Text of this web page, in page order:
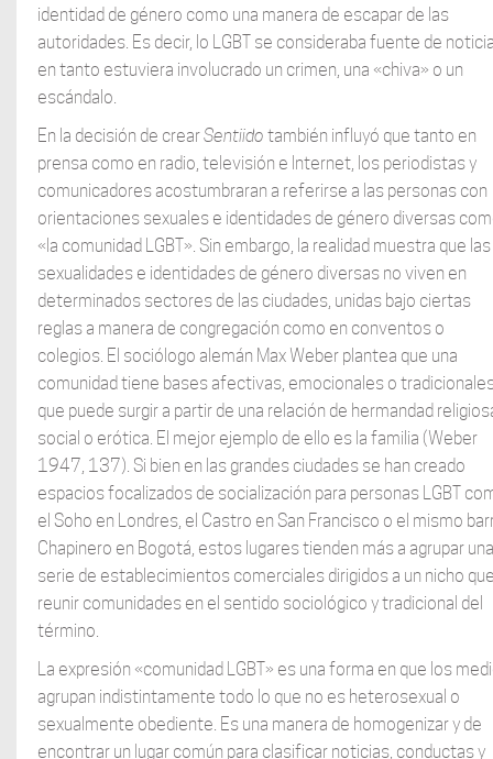
identidad de género como una manera de escapar de las
autoridades. Es decir, lo LGBT se consideraba fuente de
en tanto estuviera involucrado un crimen, una «chiva» o un
escándalo.
En la decisión de crearSentiido también influyó que tanto en
prensa como en radio, televisión e Internet, los periodistas y
comunicadores acostumbraran a referirse a las personas con
orientaciones sexuales e identidades de género diversas
«la comunidad LGBT». Sin embargo, la realidad muestra que las
sexualidades e identidades de género diversas no viven en
determinados sectores de las ciudades, unidas bajo ciertas
reglas a manera de congregación como en conventos o
colegios. El sociólogo alemán Max Weber plantea que una
comunidad tiene bases afectivas, emocionales o
que puede surgir a partir de una relación de hermandad
social o erótica. El mejor ejemplo de ello es la familia (Weber
1947, 137). Si bien en las grandes ciudades se han creado
espacios focalizados de socialización para personas LGBT
el Soho en Londres, el Castro en San Francisco o el mismo
Chapinero en Bogotá, estos lugares tienden más a agrupar una
serie de establecimientos comerciales dirigidos a un nicho
reunir comunidades en el sentido sociológico y tradicional del
término.
La expresión «comunidad LGBT» es una forma en que los
agrupan indistintamente todo lo que no es heterosexual o
sexualmente obediente. Es una manera de homogenizar y de
encontrar un lugar común para clasificar noticias, conductas y